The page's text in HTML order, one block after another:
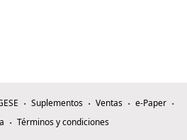
Suplementos Ventas
e-Paper
Términos y condiciones